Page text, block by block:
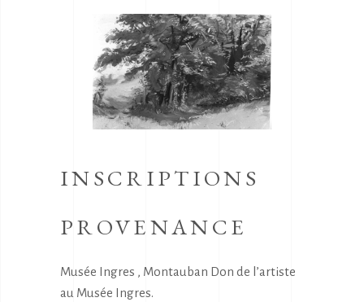
INSCRIPTIONS
PROVENANCE
Musée Ingres , Montauban Don de l’artiste
au Musée Ingres.